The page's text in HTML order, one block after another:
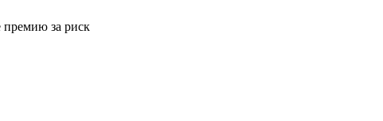
премию за риск